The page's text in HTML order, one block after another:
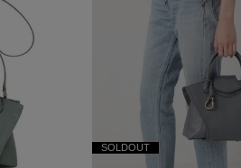
SOLDOUT